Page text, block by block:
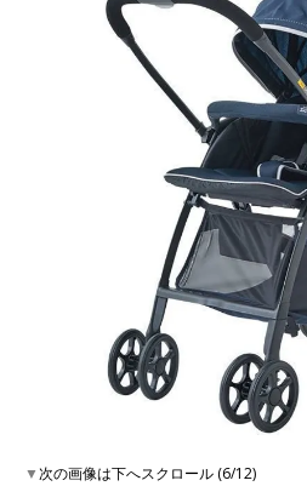
▼次の画像は下へスクロール (6/12)